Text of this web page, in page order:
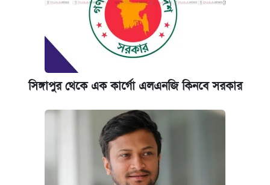
সিঙ্গাপুর থেকে এক কার্গো এলএনজি কিনবে সরকার